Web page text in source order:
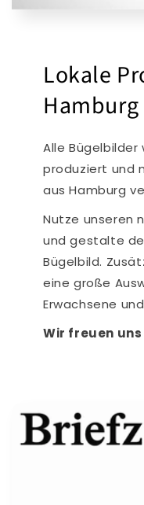
Lokale
Hamburg
Alle Bügelbilder
produziert und
aus Hamburg
Nutze unseren
und gestalte
Bügelbild.
eine große
Erwachsene
Wir freuen